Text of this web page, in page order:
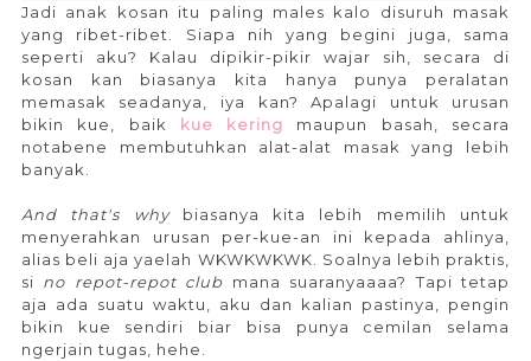
Jadi anak kosan itu paling males kalo disuruh masak
yang ribet-ribet. Siapa nih yang begini juga, sama
seperti aku? Kalau dipikir-pikir wajar sih, secara di
kosan kan biasanya kita hanya punya peralatan
memasak seadanya, iya kan? Apalagi untuk urusan
bikin kue, baik kue kering maupun basah, secara
notabene membutuhkan alat-alat masak yang lebih
banyak.
And that's whybiasanya kita lebih memilih untuk
menyerahkan urusan per-kue-an ini kepada ahlinya,
alias beli aja yaelah WKWKWKWK. Soalnya lebih praktis,
si no repot-repot club mana suaranyaaaa? Tapi tetap
aja ada suatu waktu, aku dan kalian pastinya, pengin
bikin kue sendiri biar bisa punya cemilan selama
ngerjain tugas, hehe.